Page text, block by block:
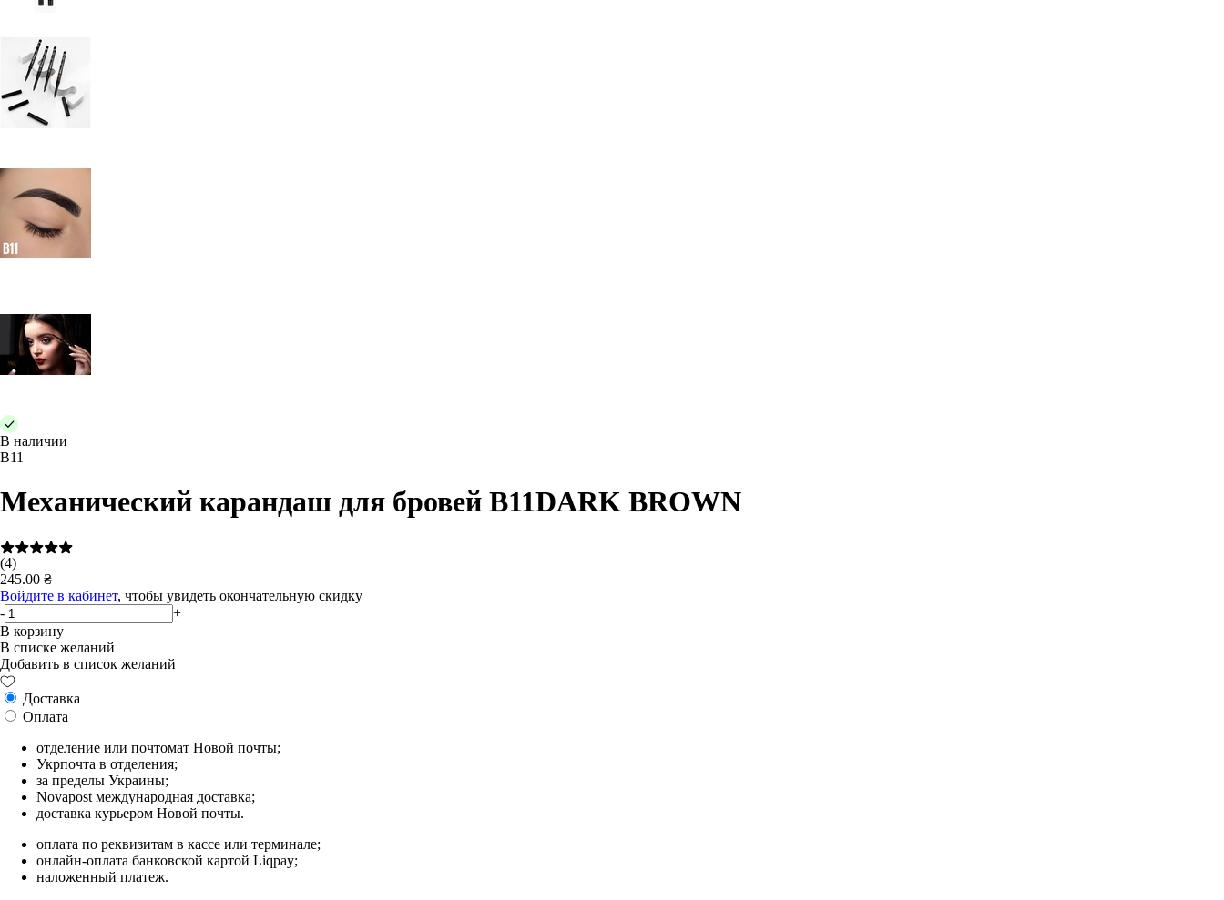
В наличии
B11
Механический карандаш для бровей B11DARK BROWN
(4)
245.00 ₴
Войдите в кабинет, чтобы увидеть окончательную скидку
-
+
В корзину
В списке желаний
Добавить в список желаний
Доставка
Оплата
отделение или почтомат Новой почты;
Укрпочта в отделения;
за пределы Украины;
Novapost международная доставка;
доставка курьером Новой почты.
оплата по реквизитам в кассе или терминале;
онлайн-оплата банковской картой Liqpay;
наложенный платеж.